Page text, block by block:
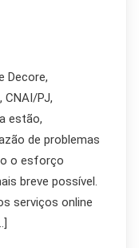
Decore,
CNAI/PJ,
estão,
de problemas
o esforço
breve possível.
serviços online